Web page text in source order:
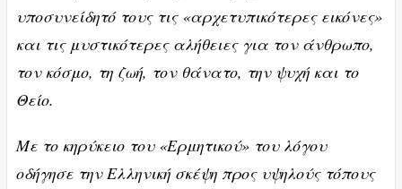
υποσυνείδητό τους τις «αρχετυπικότερες εικόνες»
και τις μυστικότερες αλήθειες για τον άνθρωπο,
τον κόσμο, τη ζωή, τον θάνατο, την ψυχή και το
Θείο.
Με το κηρύκειο του «Ερμητικού» του λόγου
οδήγησε την Ελληνική σκέψη προς υψηλούς τόπους